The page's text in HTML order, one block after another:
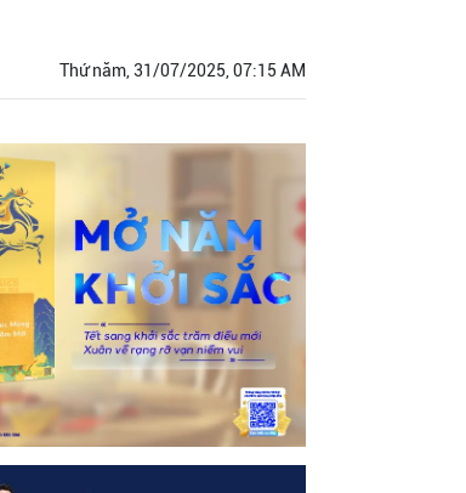
Thứ năm, 31/07/2025, 07:15 AM